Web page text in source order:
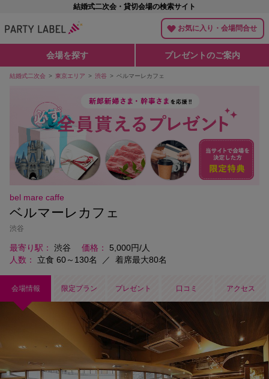
結婚式二次会・貸切会場の検索サイト
お気に入り・会場問合せ
会場を探す プレゼントのご案内
結婚式二次会 東京エリア 渋谷 ベルマーレカフェ
bel mare caffe
ベルマーレカフェ
渋谷
最寄り駅 渋谷 価格
5,000円/人
人数
立食 60～130名 ／ 着席最大80名
会場情報 限定プラン プレゼント 口コミ アクセス